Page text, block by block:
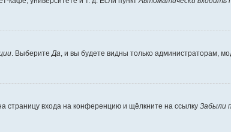
. ВыберитеДа, и вы будете видны только администраторам,
страницу входа на конференцию и щёлкните на ссылку Забыли